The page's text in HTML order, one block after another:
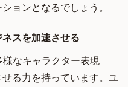
ョンとなるでしょう。
スを加速させる
なキャラクター表現
る力を持っています。ユ